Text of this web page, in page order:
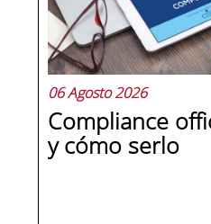
aprender, practicar
preguntas qué
06 Agosto 2026
Compliance
y cómo serlo